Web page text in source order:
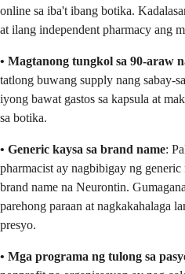
online sa iba't ibang botika.
at ilang independent pharmacy ang
• Magtanong tungkol sa 90-araw
tatlong buwang supply nang sabay-
iyong bawat gastos sa kapsula at
sa botika.
• Generic kaysa sa brand name:
pharmacist ay nagbibigay ng
brand name na Neurontin.
parehong paraan at nagkakahalaga
presyo.
• Mga programa ng tulong sa